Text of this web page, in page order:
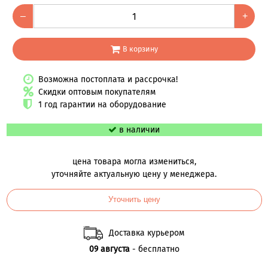
– +
В корзину
Возможна постоплата и рассрочка!
Скидки оптовым покупателям
1 год гарантии на оборудование
в наличии
цена товара могла измениться,
уточняйте актуальную цену у менеджера.
Уточнить цену
Доставка курьером
09 августа- бесплатно